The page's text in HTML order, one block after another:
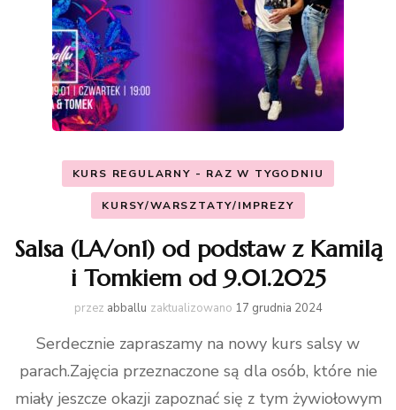
KURS REGULARNY - RAZ W TYGODNIU
KURSY/WARSZTATY/IMPREZY
Salsa (LA/on1) od podstaw z Kamilą
i Tomkiem od 9.01.2025
przez abballu zaktualizowano 17 grudnia 2024
Serdecznie zapraszamy na nowy kurs salsy w
parach.Zajęcia przeznaczone są dla osób, które nie
miały jeszcze okazji zapoznać się z tym żywiołowym